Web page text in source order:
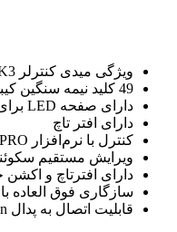
ویژگی میدی کنترلر Novation 49SL MK3 در یک نگاه
49 کلید نیمه سنگین کیبوردی
دارای صفحه LED برای نمایش پارامترهای مختلف
دارای افتر تاچ
کنترل با نرم‌افزار Automap 3 PRO
ویرایش مستقیم
دارای افترتاچ و
سازگاری فوق العاده با Ableton Live
قابلیت اتصال به پدال Sustain و Expression